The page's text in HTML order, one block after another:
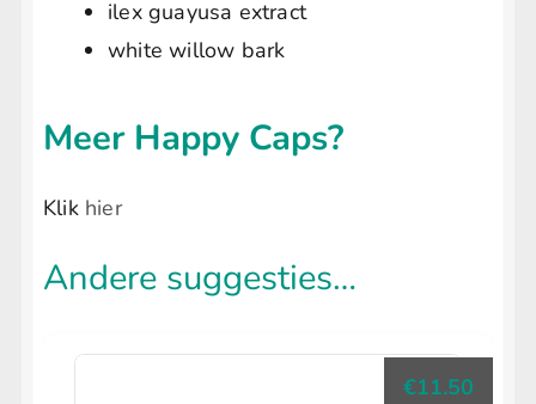
ilex guayusa extract
white willow bark
Meer Happy Caps?
Klik hier
Andere suggesties…
€11.50